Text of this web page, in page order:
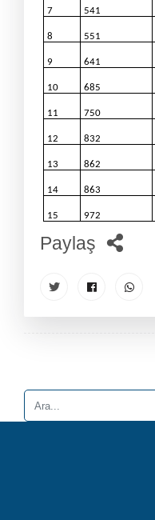
7 541
8 551
9 641
10 685
11 750
12 832
13 862
14 863
15 972
Paylaş